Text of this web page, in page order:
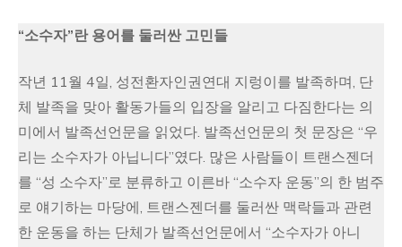
“소수자”란 용어를 둘러싼 고민들
작년 11월 4일, 성전환자인권연대 지렁이를 발족하며, 단
체 발족을 맞아 활동가들의 입장을 알리고 다짐한다는 의
미에서 발족선언문을 읽었다. 발족선언문의 첫 문장은 “우
리는 소수자가 아닙니다”였다. 많은 사람들이 트랜스젠더
를 “성 소수자”로 분류하고 이른바 “소수자 운동”의 한 범주
로 얘기하는 마당에, 트랜스젠더를 둘러싼 맥락들과 관련
한 운동을 하는 단체가 발족선언문에서 “소수자가 아니